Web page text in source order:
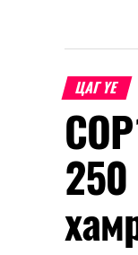
ЦАГ ҮЕ
250